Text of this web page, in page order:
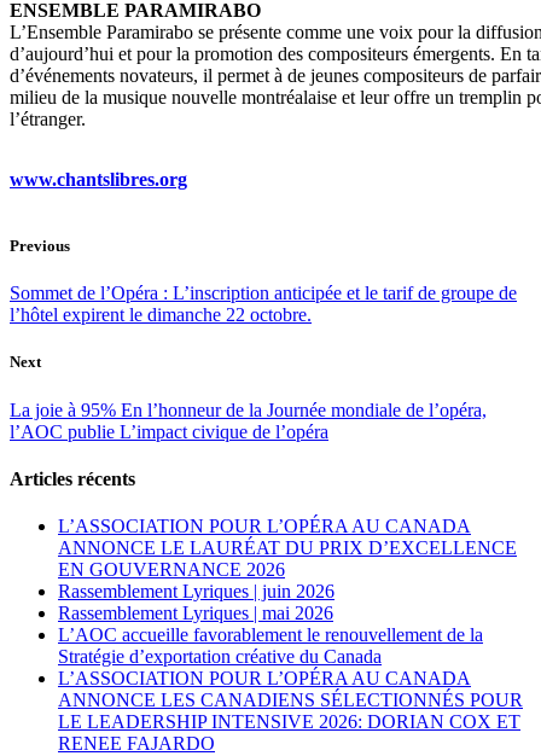
ENSEMBLE PARAMIRABO
L’Ensemble Paramirabo se présente comme une voix pour la
d’aujourd’hui et pour la promotion des compositeurs émergents. En
d’événements novateurs, il permet à de jeunes compositeurs de
milieu de la musique nouvelle montréalaise et leur offre un tremplin
l’étranger.
www.chantslibres.org
Previous
Sommet de l’Opéra : L’inscription anticipée et le tarif de groupe de
l’hôtel expirent le dimanche 22 octobre.
Next
La joie à 95% En l’honneur de la Journée mondiale de l’opéra,
l’AOC publie L’impact civique de l’opéra
Articles récents
L’ASSOCIATION POUR L’OPÉRA AU CANADA
ANNONCE LE LAURÉAT DU PRIX D’EXCELLENCE
EN GOUVERNANCE 2026
Rassemblement Lyriques | juin 2026
Rassemblement Lyriques | mai 2026
L’AOC accueille favorablement le renouvellement de la
Stratégie d’exportation créative du Canada
L’ASSOCIATION POUR L’OPÉRA AU CANADA
ANNONCE LES CANADIENS SÉLECTIONNÉS POUR
LE LEADERSHIP INTENSIVE 2026: DORIAN COX ET
RENEE FAJARDO